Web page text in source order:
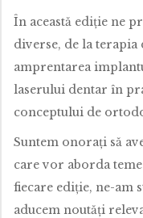
În această ediție ne
diverse, de la
amprentarea
laserului dentar în
conceptului de
Suntem onorați să
care vor aborda
fiecare ediție, ne-am
aducem noutăți